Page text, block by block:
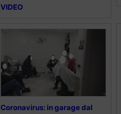
VIDEO
Coronavirus: in garage dal